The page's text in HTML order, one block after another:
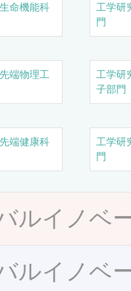
命機能科
工学研
門
端物理工
工学研
子部門
端健康科
工学研
門
ルイノベ
ルイノベ